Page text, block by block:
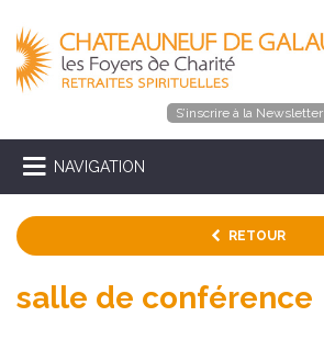
S’inscrire à la Newsletter
NAVIGATION
RETOUR
salle de conférence